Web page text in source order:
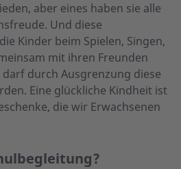
aber eines haben sie alle
Und diese
Kinder beim Spielen, Singen,
mit ihren Freunden
darf durch Ausgrenzung diese
Eine glückliche Kindheit ist
die wir Erwachsenen